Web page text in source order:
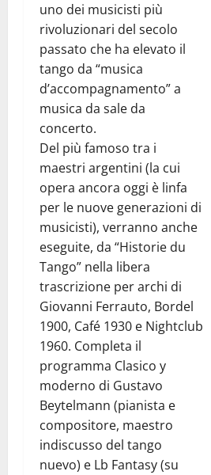
uno dei musicisti più
rivoluzionari del secolo
passato che ha elevato il
tango da “musica
d’accompagnamento” a
musica da sale da
concerto.
Del più famoso tra i
maestri argentini (la cui
opera ancora oggi è linfa
per le nuove generazioni di
musicisti), verranno anche
eseguite, da “Historie du
Tango” nella libera
trascrizione per archi di
Giovanni Ferrauto, Bordel
1900, Café 1930 e Nightclub
1960. Completa il
programma Clasico y
moderno di Gustavo
Beytelmann (pianista e
compositore, maestro
indiscusso del tango
nuevo) e Lb Fantasy (su